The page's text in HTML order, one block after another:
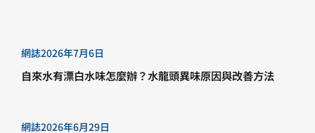
網誌2026年7月6日
自來水有漂白水味怎麼辦？水龍頭異味原因與改善方法
網誌2026年6月29日